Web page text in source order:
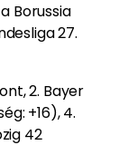
Borussia
27.
2. Bayer
+16), 4.
42